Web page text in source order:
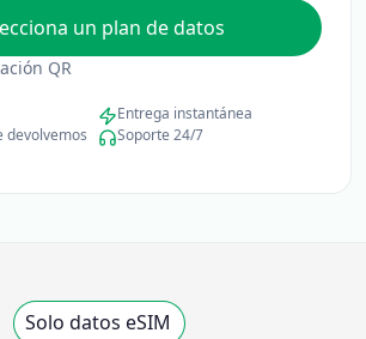
un plan de datos
QR
Entrega instantánea
devolvemos
Soporte 24/7
Solo datos eSIM